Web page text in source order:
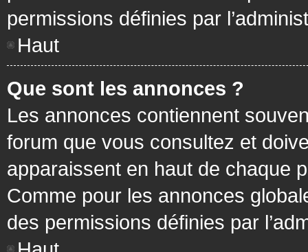
permissions définies par
Haut
Que sont les annonces ?
Les annonces contiennent
forum que vous consultez et
apparaissent en haut de chaque
Comme pour les annonces
des permissions définies par